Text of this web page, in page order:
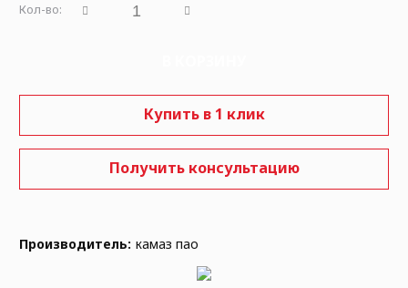
Кол-во:
Купить в 1 клик
Получить консультацию
Производитель: камаз пао